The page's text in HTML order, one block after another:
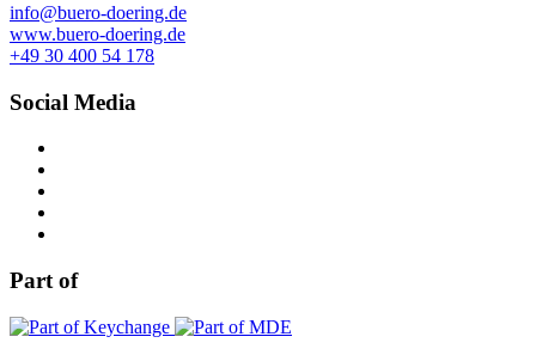
info@buero-doering.de
www.buero-doering.de
+49 30 400 54 178
Social Media
Part of